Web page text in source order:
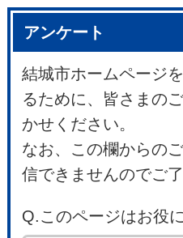
アンケート
結城市ホームページ
るために、皆さまの
かせください。
なお、この欄からの
信できませんのでご
Q.このページはお役